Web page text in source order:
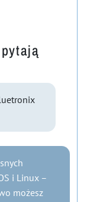
i Linux –
możesz